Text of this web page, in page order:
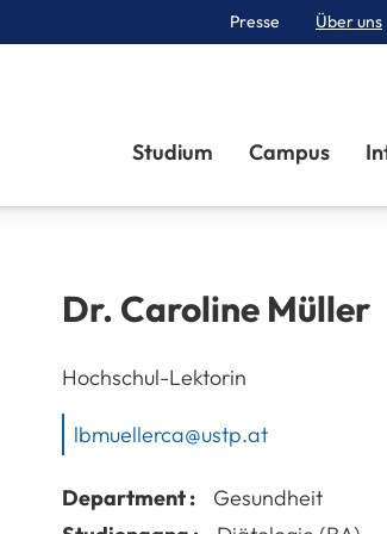
Presse Über uns
Studium Campus
Dr. Caroline Müller
Hochschul-Lektorin
lbmuellerca@ustp.at
Department :
Gesundheit